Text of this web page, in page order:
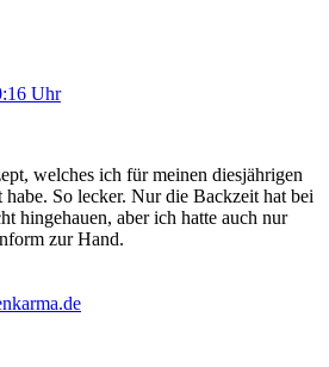
Uhr
wel­ches ich für mei­nen dies­jäh­ri­gen
habe. So lecker. Nur die Back­zeit hat bei
hin­ge­hau­en, aber ich hat­te auch nur
zur Hand.